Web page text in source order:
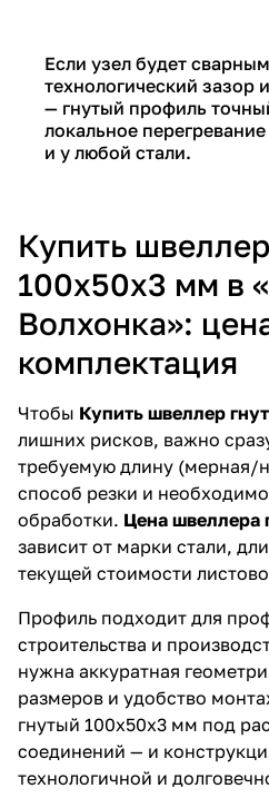
Если узел будет
технологический зазор
— гнутый профиль
локальное
и у любой стали.
Купить
100х50х3 мм в
Волхонка»:
комплектация
Чтобы Купить швеллер
лишних рисков, важно
требуемую длину (мерная/
способ резки и
обработки. Цена швеллера
зависит от марки стали,
текущей стоимости
Профиль подходит для
строительства и
нужна аккуратная
размеров и удобство
гнутый 100х50х3 мм под
соединений — и
технологичной и